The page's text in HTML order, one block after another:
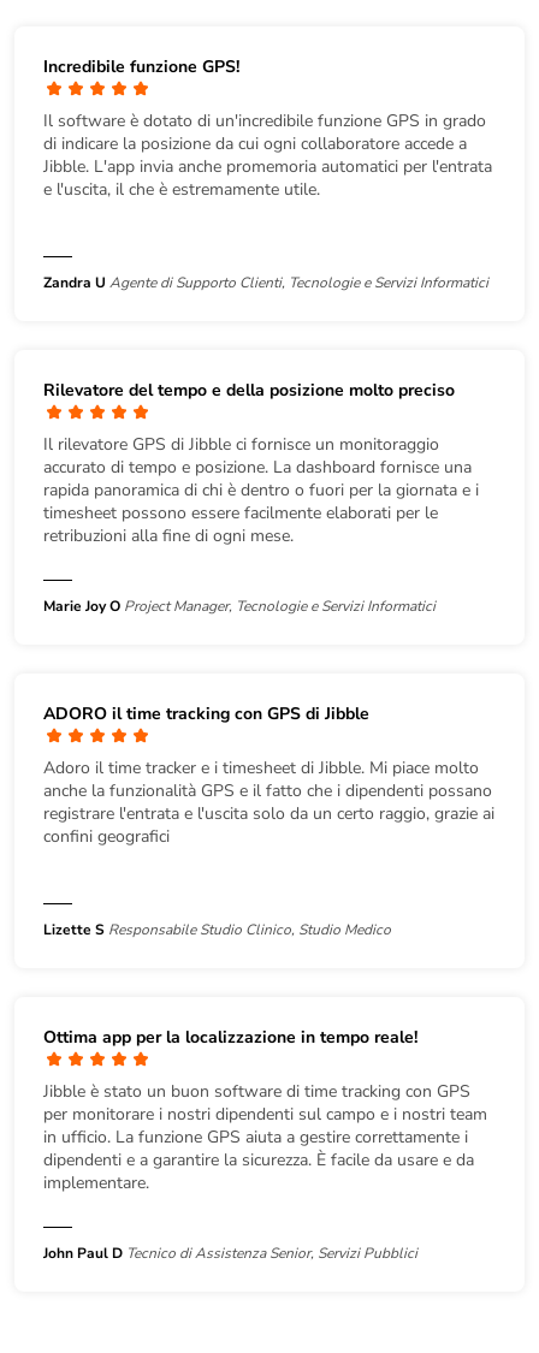
Incredibile funzione GPS!
Il software è dotato di un'incredibile funzione GPS in grado
di indicare la posizione da cui ogni collaboratore accede a
Jibble. L'app invia anche promemoria automatici per l'entrata
e l'uscita, il che è estremamente utile.
Zandra U Agente di Supporto Clienti, Tecnologie e Servizi Informatici
Rilevatore del tempo e della posizione molto preciso
Il rilevatore GPS di Jibble ci fornisce un monitoraggio
accurato di tempo e posizione. La dashboard fornisce una
rapida panoramica di chi è dentro o fuori per la giornata e i
timesheet possono essere facilmente elaborati per le
retribuzioni alla fine di ogni mese.
Marie Joy O Project Manager, Tecnologie e Servizi Informatici
ADORO il time tracking con GPS di Jibble
Adoro il time tracker e i timesheet di Jibble. Mi piace molto
anche la funzionalità GPS e il fatto che i dipendenti possano
registrare l'entrata e l'uscita solo da un certo raggio, grazie ai
confini geografici
Lizette S Responsabile Studio Clinico, Studio Medico
Ottima app per la localizzazione in tempo reale!
Jibble è stato un buon software di time tracking con GPS
per monitorare i nostri dipendenti sul campo e i nostri team
in ufficio. La funzione GPS aiuta a gestire correttamente i
dipendenti e a garantire la sicurezza. È facile da usare e da
implementare.
John Paul D Tecnico di Assistenza Senior, Servizi Pubblici